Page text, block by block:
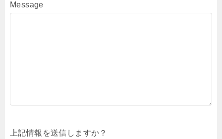
Message
上記情報を送信しますか？